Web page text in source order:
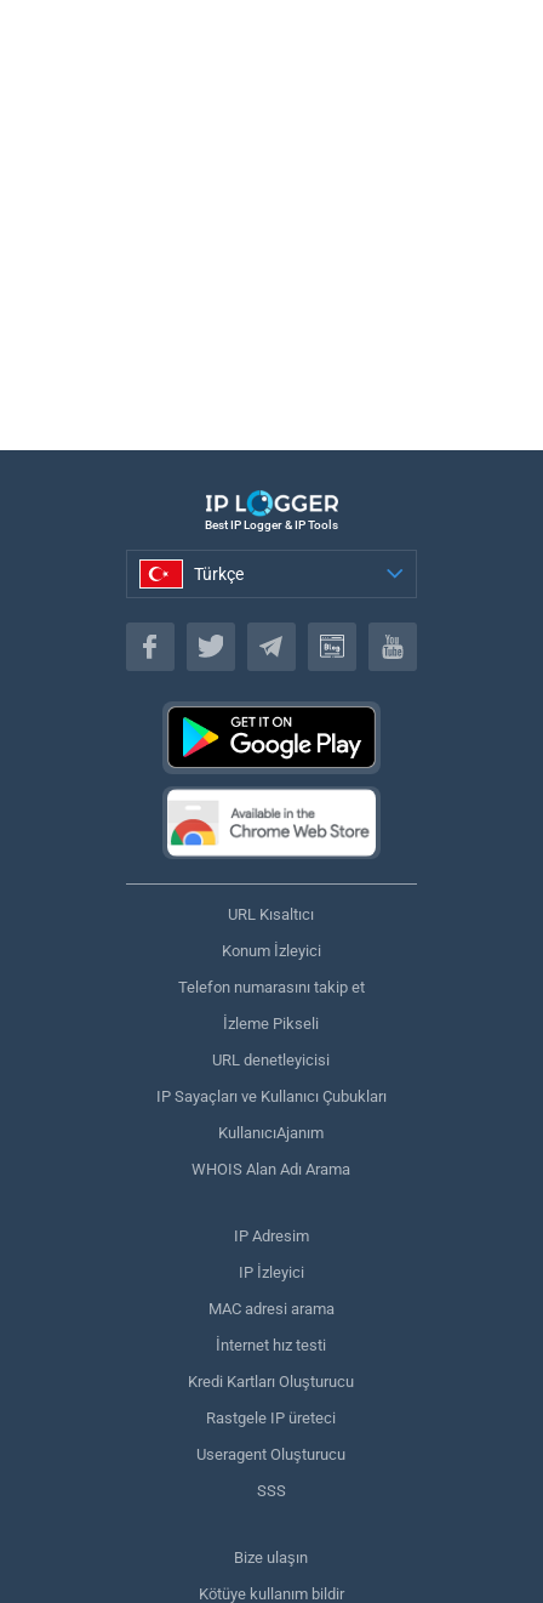
Best IP Logger & IP Tools
Türkçe
Türkçe
URL Kısaltıcı
Konum İzleyici
Telefon numarasını takip et
İzleme Pikseli
URL denetleyicisi
IP Sayaçları ve Kullanıcı Çubukları
KullanıcıAjanım
WHOIS Alan Adı Arama
IP Adresim
IP İzleyici
MAC adresi arama
İnternet hız testi
Kredi Kartları Oluşturucu
Rastgele IP üreteci
Useragent Oluşturucu
SSS
Bize ulaşın
Kötüye kullanım bildir